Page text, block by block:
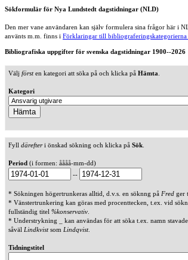
Sökformulär för Nya Lundstedt dagstidningar (NLD)
Den mer vane användaren kan själv formulera sina frågor här i
använts m.m. finns i Förklaringar till
Bibliografiska uppgifter för svenska dagstidningar 1900--2026
Välj försten kategori att söka på och klicka på Hämta
Kategori
Fyll därefteri önskad sökning och klicka på Sök
Period (i formen: åååå-mm-dd)
--
* Sökningen högertrunkeras alltid, d.v.s. en söknng på Fred ger
* Vänstertrunkering kan göras med procenttecken, t.ex. vid
fullständig titel %konservativ
* Understrykning _ kan användas för att söka t.ex. namn stavade
såväl Lindkvistsom Lindqvist.
Tidningstitel